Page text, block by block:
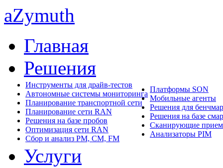
aZymuth
Главная
Решения
Инструменты для драйв-тестов
Автономные системы мониторинга
Планирование транспортной сети
Планирование сети RAN
Решения на базе пробов
Оптимизация сети RAN
Сбор и анализ PM, CM, FM
Платформы SON
Мобильные агенты
Решения для
Решения на базе
Сканирующие
Анализаторы PIM
Услуги